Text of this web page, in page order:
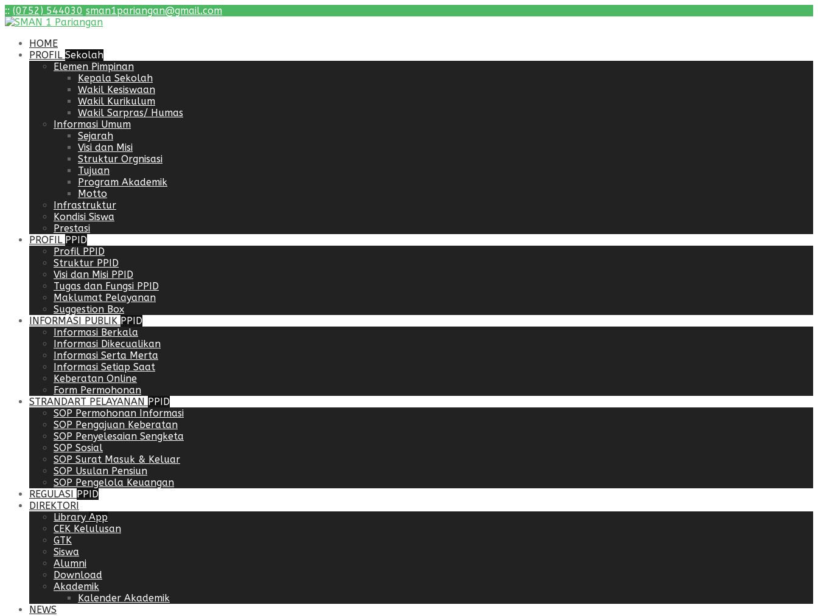
:: (0752) 544030 sman1pariangan@gmail.com
HOME
PROFIL Sekolah
Elemen Pimpinan
Kepala Sekolah
Wakil Kesiswaan
Wakil Kurikulum
Wakil Sarpras/ Humas
Informasi Umum
Sejarah
Visi dan Misi
Struktur Orgnisasi
Tujuan
Program Akademik
Motto
Infrastruktur
Kondisi Siswa
Prestasi
PROFIL PPID
Profil PPID
Struktur PPID
Visi dan Misi PPID
Tugas dan Fungsi PPID
Maklumat Pelayanan
Suggestion Box
INFORMASI PUBLIK PPID
Informasi Berkala
Informasi Dikecualikan
Informasi Serta Merta
Informasi Setiap Saat
Keberatan Online
Form Permohonan
STRANDART PELAYANAN PPID
SOP Permohonan Informasi
SOP Pengajuan Keberatan
SOP Penyelesaian Sengketa
SOP Sosial
SOP Surat Masuk & Keluar
SOP Usulan Pensiun
SOP Pengelola Keuangan
REGULASI PPID
DIREKTORI
Library App
CEK Kelulusan
GTK
Siswa
Alumni
Download
Akademik
Kalender Akademik
NEWS